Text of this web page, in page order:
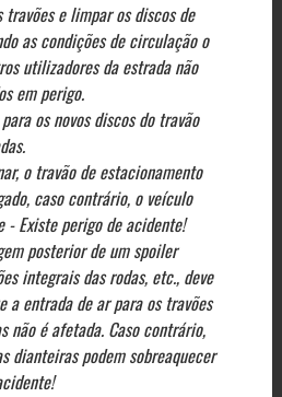
travões e limpar os discos de
as condições de circulação o
utilizadores da estrada não
em perigo.
os novos discos do travão
o travão de estacionamento
caso contrário, o veículo
- Existe perigo de acidente!
posterior de um spoiler
integrais das rodas, etc., deve
a entrada de ar para os travões
não é afetada. Caso contrário,
dianteiras podem sobreaquecer